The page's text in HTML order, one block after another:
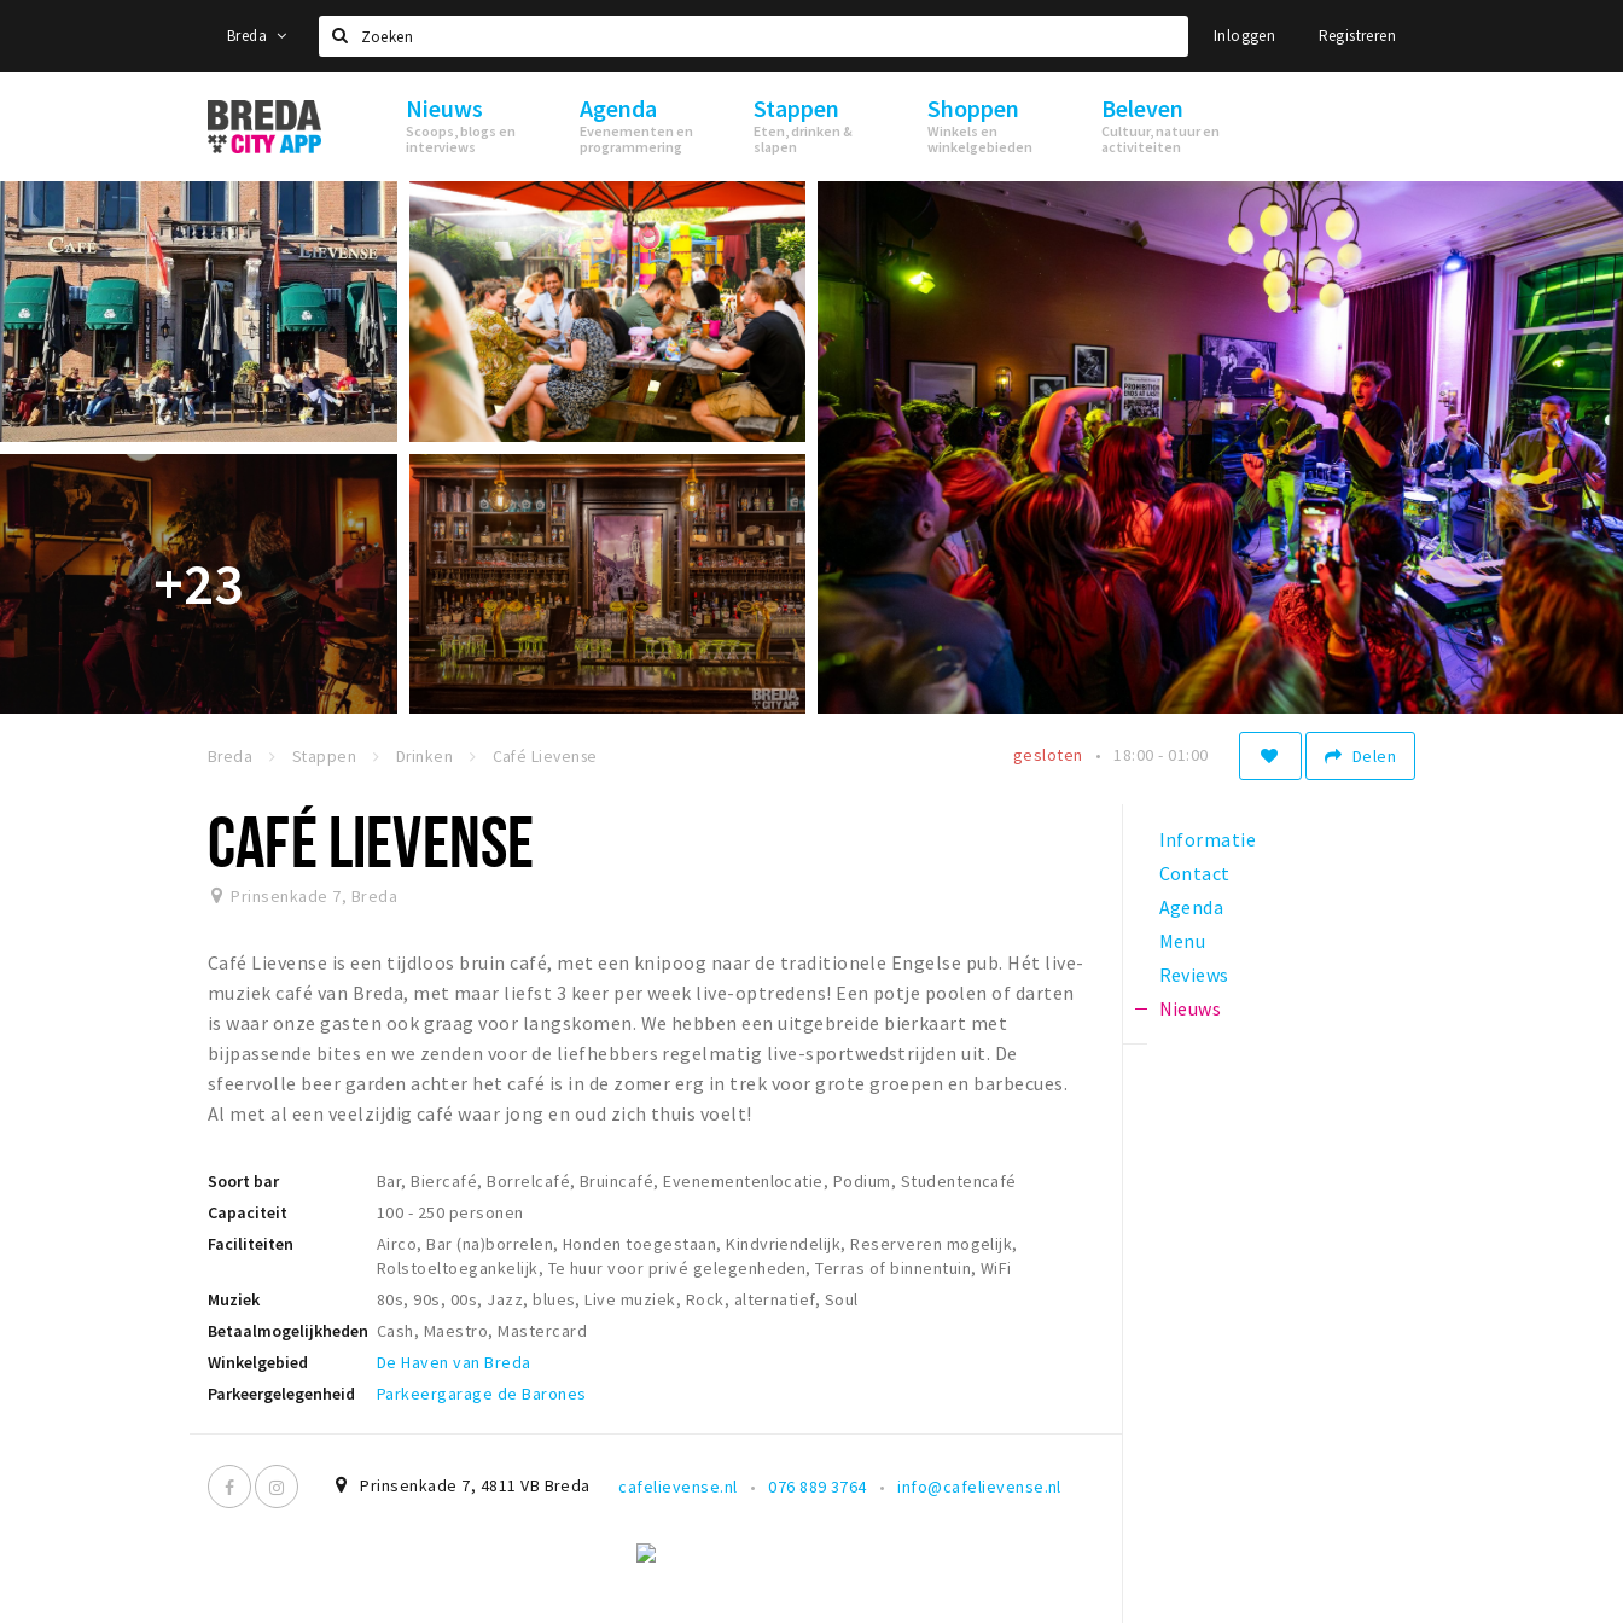
Breda
Zoeken
Inloggen Registreren
Stappen
&
Shoppen
Breda
Nieuws
Scoops, blogs en
interviews
Agenda
Evenementen en
programmering
Stappen
Eten, drinken &
slapen
Shoppen
Winkels en
winkelgebieden
Beleven
Cultuur, natuur en
activiteiten
+23
Breda Stappen Drinken Café Lievense Delen
gesloten 18:00 - 01:00
CAFÉ LIEVENSE
Prinsenkade 7, Breda
Café Lievense is een tijdloos bruin café, met een knipoog naar de traditionele Engelse pub. Hét live-
muziek café van Breda, met maar liefst 3 keer per week live-optredens! Een potje poolen of darten
is waar onze gasten ook graag voor langskomen. We hebben een uitgebreide bierkaart met
bijpassende bites en we zenden voor de liefhebbers regelmatig live-sportwedstrijden uit. De
sfeervolle beer garden achter het café is in de zomer erg in trek voor grote groepen en barbecues.
Al met al een veelzijdig café waar jong en oud zich thuis voelt!
Soort bar
Bar, Biercafé, Borrelcafé, Bruincafé, Evenementenlocatie, Podium, Studentencafé
Capaciteit
100 - 250 personen
Faciliteiten
Airco, Bar (na)borrelen, Honden toegestaan, Kindvriendelijk, Reserveren mogelijk,
Rolstoeltoegankelijk, Te huur voor privé gelegenheden, Terras of binnentuin, WiFi
Muziek
80s, 90s, 00s, Jazz, blues, Live muziek, Rock, alternatief, Soul
Betaalmogelijkheden Cash, Maestro, Mastercard
Winkelgebied
De Haven van Breda
Parkeergelegenheid
Parkeergarage de Barones
Prinsenkade 7, 4811 VB Breda cafelievense.nl 076 889 3764 info@cafelievense.nl
Informatie
Contact
Agenda
Menu
Reviews
Nieuws